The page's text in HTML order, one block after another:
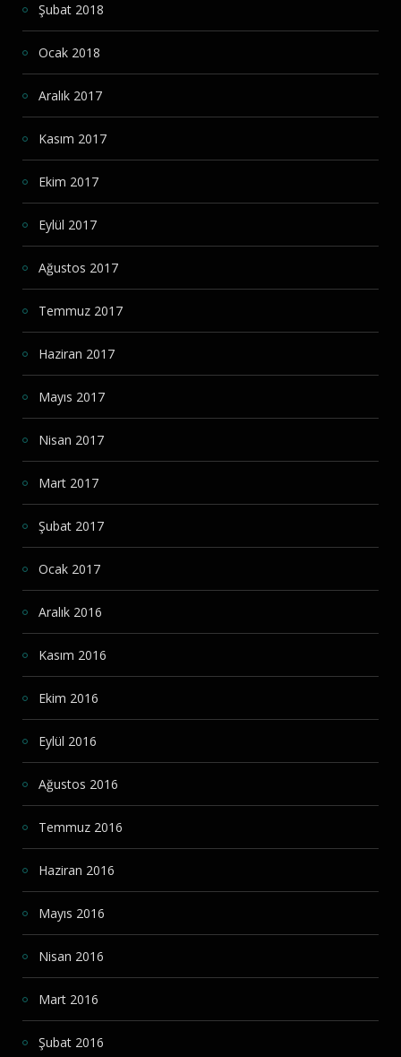
Şubat 2018
Ocak 2018
Aralık 2017
Kasım 2017
Ekim 2017
Eylül 2017
Ağustos 2017
Temmuz 2017
Haziran 2017
Mayıs 2017
Nisan 2017
Mart 2017
Şubat 2017
Ocak 2017
Aralık 2016
Kasım 2016
Ekim 2016
Eylül 2016
Ağustos 2016
Temmuz 2016
Haziran 2016
Mayıs 2016
Nisan 2016
Mart 2016
Şubat 2016